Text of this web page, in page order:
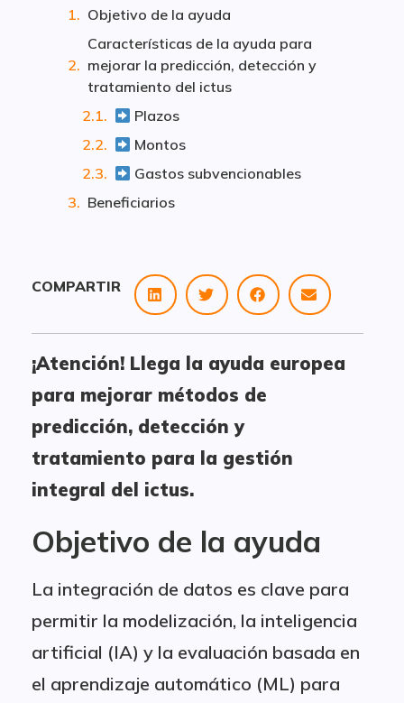
COMPARTIR
¡Atención! Llega la ayuda europea
para mejorar métodos de
predicción, detección y
tratamiento para la gestión
integral del ictus.
Objetivo de la ayuda
La integración de datos es clave para
permitir la modelización, la inteligencia
artificial (IA) y la evaluación basada en
el aprendizaje automático (ML) para
Objetivo de la ayuda
Características de la ayuda para
mejorar la predicción, detección y
tratamiento del ictus
Plazos
Montos
Gastos subvencionables
Beneficiarios